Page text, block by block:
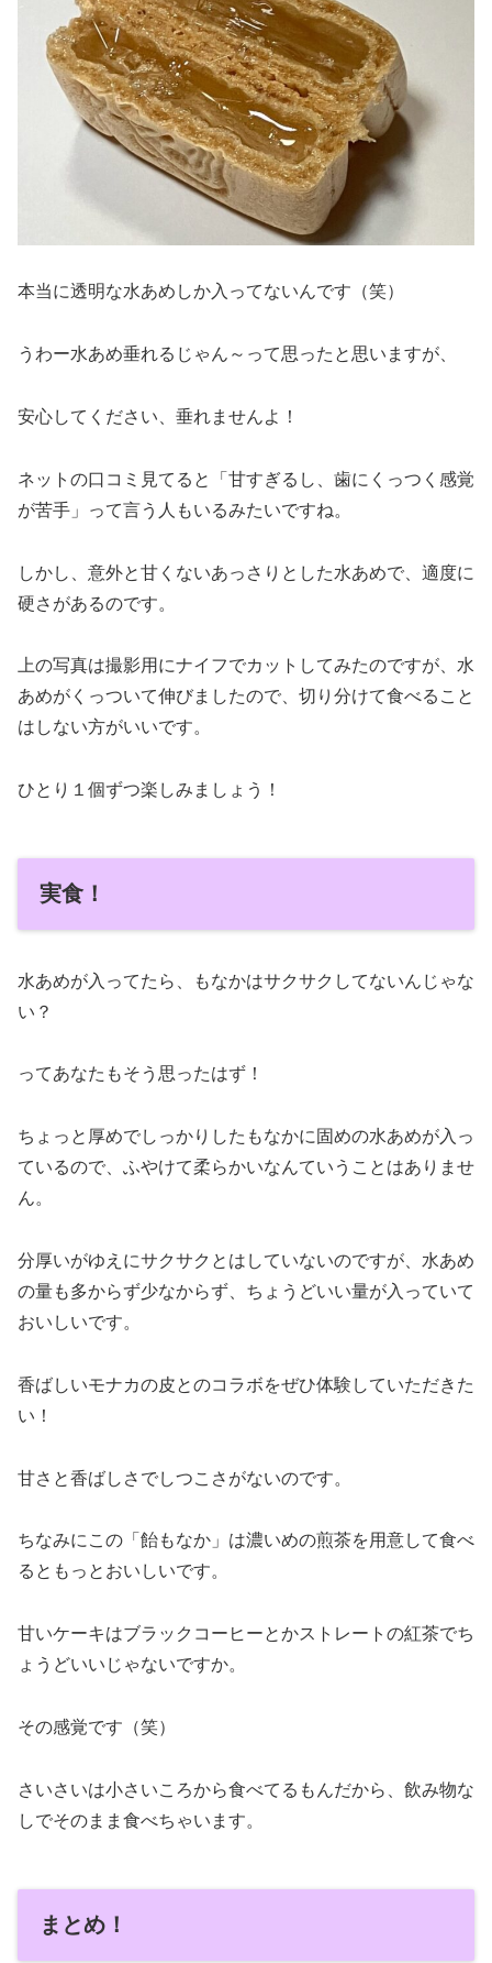
本当に透明な水あめしか入ってないんです（笑）
うわー水あめ垂れるじゃん～って思ったと思いますが、
安心してください、垂れませんよ！
ネットの口コミ見てると「甘すぎるし、歯にくっつく感覚
が苦手」って言う人もいるみたいですね。
しかし、意外と甘くないあっさりとした水あめで、適度に
硬さがあるのです。
上の写真は撮影用にナイフでカットしてみたのですが、水
あめがくっついて伸びましたので、切り分けて食べること
はしない方がいいです。
ひとり１個ずつ楽しみましょう！
実食！
水あめが入ってたら、もなかはサクサクしてないんじゃな
い？
ってあなたもそう思ったはず！
ちょっと厚めでしっかりしたもなかに固めの水あめが入っ
ているので、ふやけて柔らかいなんていうことはありませ
ん。
分厚いがゆえにサクサクとはしていないのですが、水あめ
の量も多からず少なからず、ちょうどいい量が入っていて
おいしいです。
香ばしいモナカの皮とのコラボをぜひ体験していただきた
い！
甘さと香ばしさでしつこさがないのです。
ちなみにこの「飴もなか」は濃いめの煎茶を用意して食べ
るともっとおいしいです。
甘いケーキはブラックコーヒーとかストレートの紅茶でち
ょうどいいじゃないですか。
その感覚です（笑）
さいさいは小さいころから食べてるもんだから、飲み物な
しでそのまま食べちゃいます。
まとめ！